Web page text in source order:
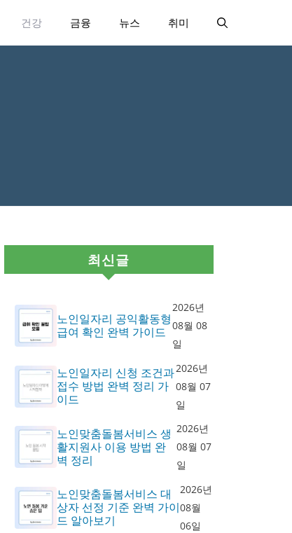
건강 금융 뉴스 취미
최신글
노인일자리 공익활동형
급여 확인 완벽 가이드
2026년
08월 08
일
노인일자리 신청 조건과
접수 방법 완벽 정리 가
이드
2026년
08월 07
일
노인맞춤돌봄서비스 생
활지원사 이용 방법 완
벽 정리
2026년
08월 07
일
노인맞춤돌봄서비스 대
상자 선정 기준 완벽 가이
드 알아보기
2026년
08월
06일